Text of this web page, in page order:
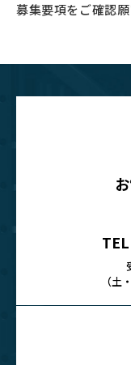
募集要項をご確認
TEL
（土